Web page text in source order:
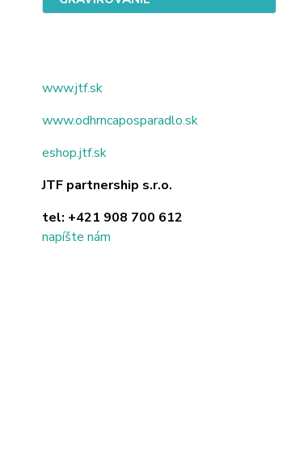
www.jtf.sk
www.odhrncaposparadlo.sk
eshop.jtf.sk
JTF partnership s.r.o.
tel: +421 908 700 612
napíšte nám